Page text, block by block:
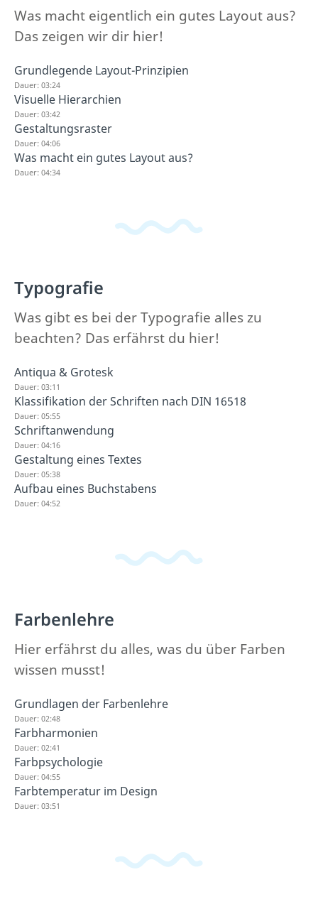
Was macht eigentlich ein gutes Layout aus?
Das zeigen wir dir hier!
Grundlegende Layout-Prinzipien
Dauer: 03:24
Visuelle Hierarchien
Dauer: 03:42
Gestaltungsraster
Dauer: 04:06
Was macht ein gutes Layout aus?
Dauer: 04:34
Typografie
Was gibt es bei der Typografie alles zu
beachten? Das erfährst du hier!
Antiqua & Grotesk
Dauer: 03:11
Klassifikation der Schriften nach DIN 16518
Dauer: 05:55
Schriftanwendung
Dauer: 04:16
Gestaltung eines Textes
Dauer: 05:38
Aufbau eines Buchstabens
Dauer: 04:52
Farbenlehre
Hier erfährst du alles, was du über Farben
wissen musst!
Grundlagen der Farbenlehre
Dauer: 02:48
Farbharmonien
Dauer: 02:41
Farbpsychologie
Dauer: 04:55
Farbtemperatur im Design
Dauer: 03:51